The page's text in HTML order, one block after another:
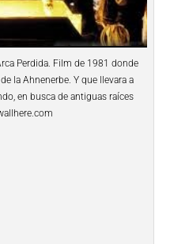
Perdida. Film de 1981 donde
la Ahnenerbe. Y que llevara a
en busca de antiguas raíces